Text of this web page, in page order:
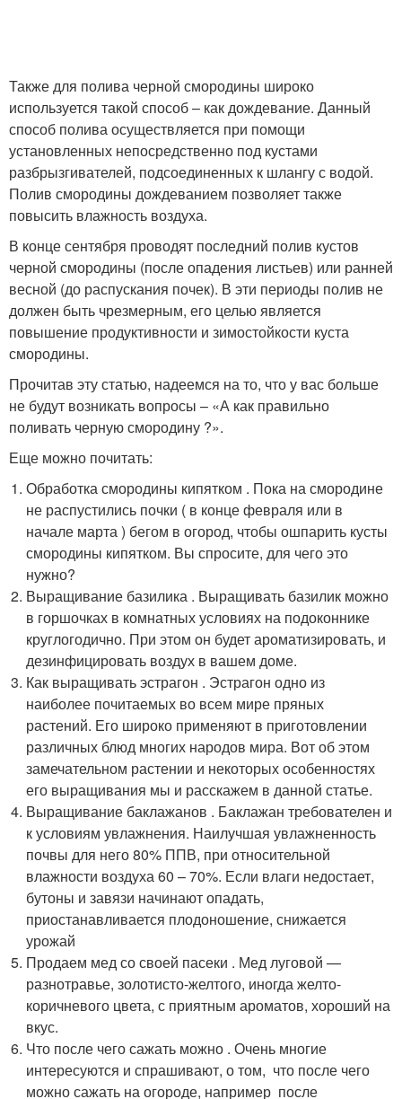
Также для полива черной смородины широко
используется такой способ – как дождевание. Данный
способ полива осуществляется при помощи
установленных непосредственно под кустами
разбрызгивателей, подсоединенных к шлангу с водой.
Полив смородины дождеванием позволяет также
повысить влажность воздуха.
В конце сентября проводят последний полив кустов
черной смородины (после опадения листьев) или ранней
весной (до распускания почек). В эти периоды полив не
должен быть чрезмерным, его целью является
повышение продуктивности и зимостойкости куста
смородины.
Прочитав эту статью, надеемся на то, что у вас больше
не будут возникать вопросы – «А как правильно
поливать черную смородину ?».
Еще можно почитать:
Обработка смородины кипятком . Пока на смородине
не распустились почки ( в конце февраля или в
начале марта ) бегом в огород, чтобы ошпарить кусты
смородины кипятком. Вы спросите, для чего это
нужно?
Выращивание базилика . Выращивать базилик можно
в горшочках в комнатных условиях на подоконнике
круглогодично. При этом он будет ароматизировать, и
дезинфицировать воздух в вашем доме.
Как выращивать эстрагон . Эстрагон одно из
наиболее почитаемых во всем мире пряных
растений. Его широко применяют в приготовлении
различных блюд многих народов мира. Вот об этом
замечательном растении и некоторых особенностях
его выращивания мы и расскажем в данной статье.
Выращивание баклажанов . Баклажан требователен и
к условиям увлажнения. Наилучшая увлажненность
почвы для него 80% ППВ, при относительной
влажности воздуха 60 – 70%. Если влаги недостает,
бутоны и завязи начинают опадать,
приостанавливается плодоношение, снижается
урожай
Продаем мед со своей пасеки . Мед луговой —
разнотравье, золотисто-желтого, иногда желто-
коричневого цвета, с приятным ароматов, хороший на
вкус.
Что после чего сажать можно . Очень многие
интересуются и спрашивают, о том, что после чего
можно сажать на огороде, например после